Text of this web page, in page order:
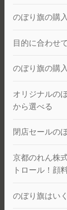
のぼり旗の購
目的に合わせ
のぼり旗の購
オリジナルの
から選べる
閉店セールの
京都のれん株
トロール！顔
のぼり旗はい